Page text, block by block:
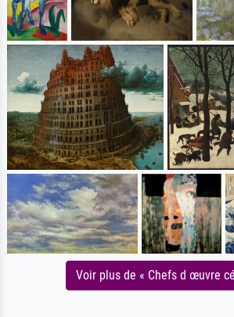
Voir plus de « Chefs d œuvre